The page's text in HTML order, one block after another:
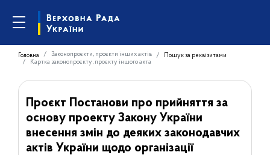
Головна Законопроєкти, проєкти інших актів
Пошук за реквізитами
Картка законопроєкту, проєкту іншого акта
Проєкт Постанови про прийняття за
основу проекту Закону України
внесення змін до деяких законодавчих
актів України щодо організації